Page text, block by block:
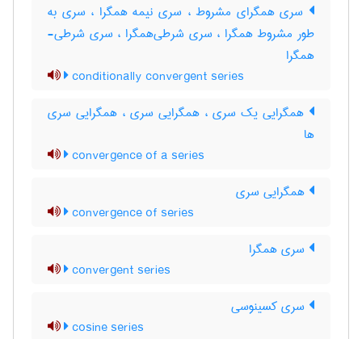
سری همگرای مشروط ، سری نیمه همگرا ، سری به
طور مشروط همگرا ، سری شرطی‌همگرا ، سری شرطی-
همگرا
conditionally convergent series
همگرایی یک سری ، همگرایی سری ، همگرایی سری
ها
convergence of a series
همگرایی سری
convergence of series
سری همگرا
convergent series
سری کسینوسی
cosine series